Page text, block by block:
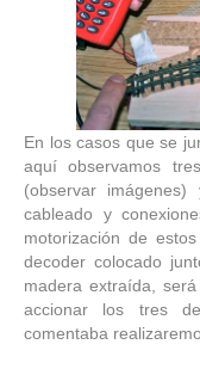
En los casos que se
aquí observamos
(observar
cableado y
motorización de
decoder colocado
madera extraída,
accionar los tres
comentaba